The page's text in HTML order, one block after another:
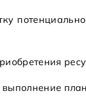
выполнение